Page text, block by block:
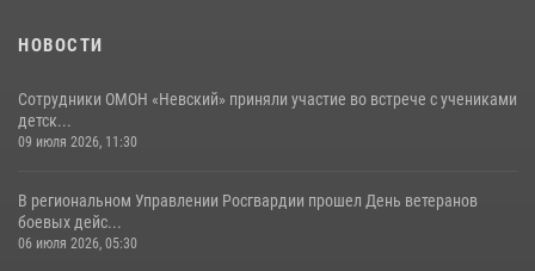
НОВОСТИ
Сотрудники ОМОН «Невский» приняли участие во встрече с учениками
детск...
09 июля 2026, 11:30
В региональном Управлении Росгвардии прошел День ветеранов
боевых дейс...
06 июля 2026, 05:30